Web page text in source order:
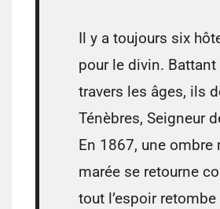
Il y a toujours six
pour le divin.
travers les âges, ils
Ténèbres, Seigneur
En 1867, une ombre
marée se retourne
tout l’espoir retombe